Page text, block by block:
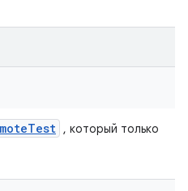
Test , который только